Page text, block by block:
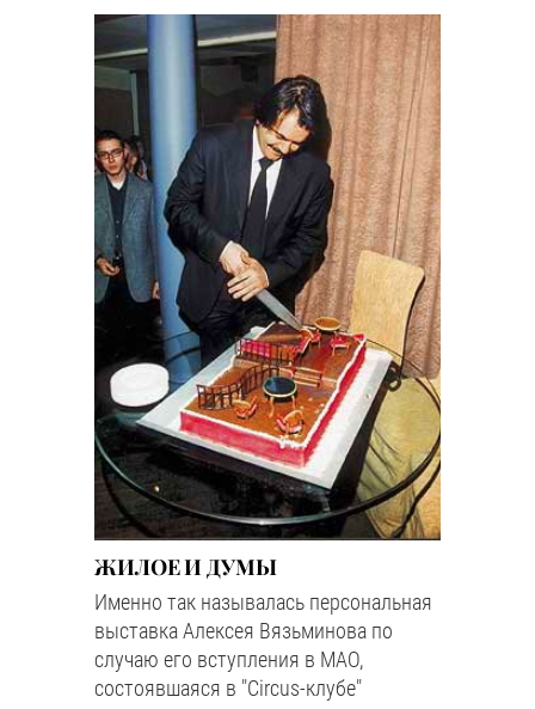
ЖИЛОЕ И ДУМЫ
Именно так называлась персональная
выставка Алексея Вязьминова по
случаю его вступления в МАО,
состоявшаяся в "Circus-клубе"